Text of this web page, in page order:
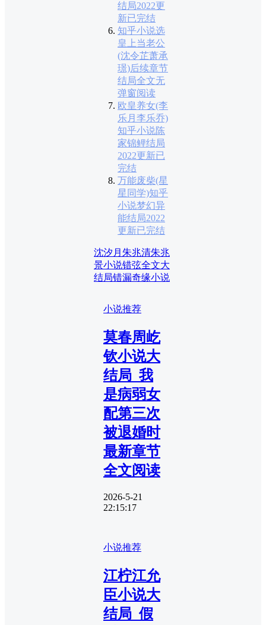
结局2022更
新已完结
知乎小说选
皇上当老公
(沈令芷萧承
璟)后续章节
结局全文无
弹窗阅读
欧皇养女(李
乐月李乐乔)
知乎小说陈
家锦鲤结局
2022更新已
完结
万能废柴(星
星同学)知乎
小说梦幻异
能结局2022
更新已完结
沈汐月朱兆清朱兆
景小说错弦全文大
结局错漏奇缘小说
小说推荐
莫春周屹
钦小说大
结局_我
是病弱女
配第三次
被退婚时
最新章节
全文阅读
2026-5-21
22:15:17
小说推荐
江柠江允
臣小说大
结局_假